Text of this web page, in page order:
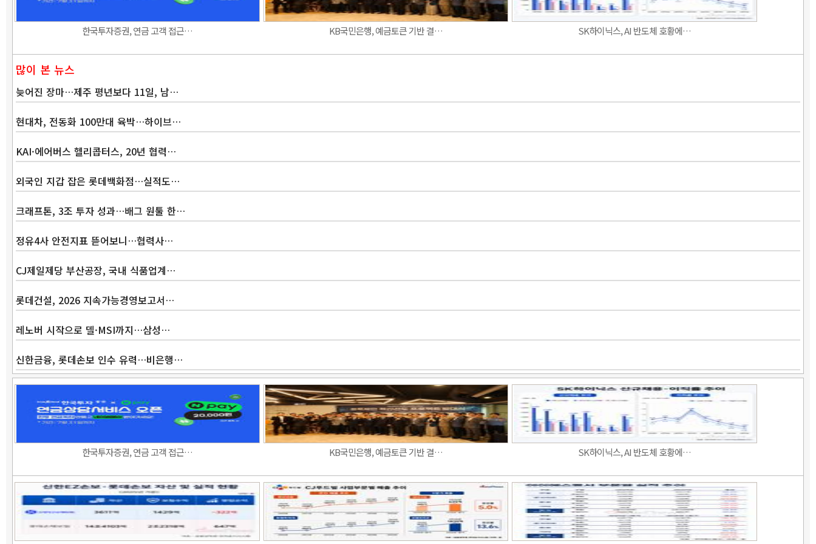
한국투자증권, 연금 고객 접근… KB국민은행, 예금토큰 기반 결… SK하이닉스, AI 반도체 호황에…
많이 본 뉴스
늦어진 장마…제주 평년보다 11일, 남…
현대차, 전동화 100만대 육박…하이브…
KAI·에어버스 헬리콥터스, 20년 협력…
외국인 지갑 잡은 롯데백화점…실적도…
크래프톤, 3조 투자 성과…배그 원툴 한…
정유4사 안전지표 뜯어보니…협력사…
CJ제일제당 부산공장, 국내 식품업계…
롯데건설, 2026 지속가능경영보고서…
레노버 시작으로 델·MSI까지…삼성…
신한금융, 롯데손보 인수 유력…비은행…
한국투자증권, 연금 고객 접근… KB국민은행, 예금토큰 기반 결… SK하이닉스, AI 반도체 호황에…